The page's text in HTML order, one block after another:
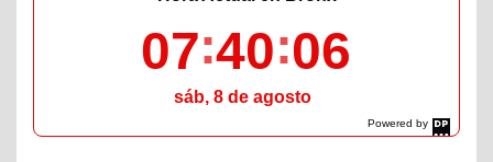
Powered by
DaysPedia.com
07 40 07
sáb, 8 de agosto